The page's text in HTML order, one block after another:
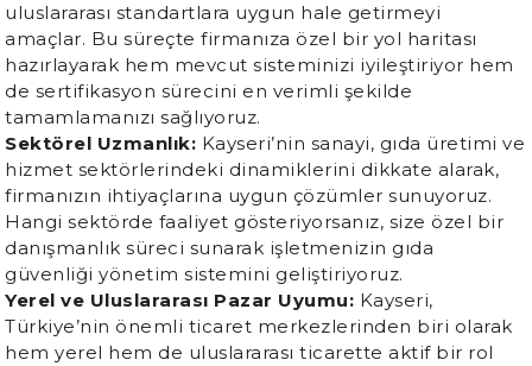
uluslararası standartlara uygun hale getirmeyi
amaçlar. Bu süreçte firmanıza özel bir yol haritası
hazırlayarak hem mevcut sisteminizi iyileştiriyor hem
de sertifikasyon sürecini en verimli şekilde
tamamlamanızı sağlıyoruz.
Sektörel Uzmanlık: Kayseri’nin sanayi, gıda üretimi ve
hizmet sektörlerindeki dinamiklerini dikkate alarak,
firmanızın ihtiyaçlarına uygun çözümler sunuyoruz.
Hangi sektörde faaliyet gösteriyorsanız, size özel bir
danışmanlık süreci sunarak işletmenizin gıda
güvenliği yönetim sistemini geliştiriyoruz.
Yerel ve Uluslararası Pazar Uyumu: Kayseri,
Türkiye’nin önemli ticaret merkezlerinden biri olarak
hem yerel hem de uluslararası ticarette aktif bir rol